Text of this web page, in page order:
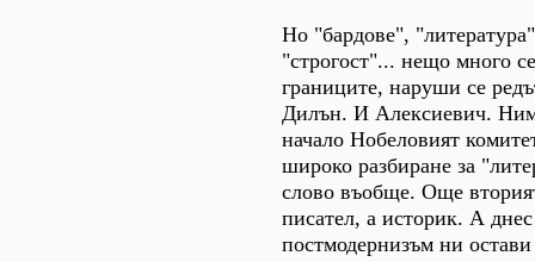
Но "бардове",
"строгост"... нещо много
границите, наруши се
Дилън. И Алексиевич.
начало Нобеловият
широко разбиране за
слово въобще. Още
писател, а историк. А
постмодернизъм ни